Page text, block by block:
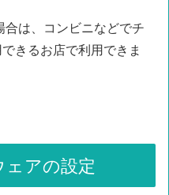
合は、コンビニなどでチ
きるお店で利用できま
ェアの設定